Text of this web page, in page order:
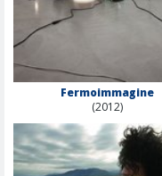
Fermoimmagine
(2012)